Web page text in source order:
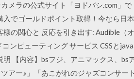
メラの公式サイト「ヨドバシ.com」
でゴールドポイント取得！今なら日
の関心と 反応を引き出す: Audible（
ンピューティング サービス CSSと
【内容】bsフジ、アニマックス、bs
アー♪」「あこがれのジャズコンサー